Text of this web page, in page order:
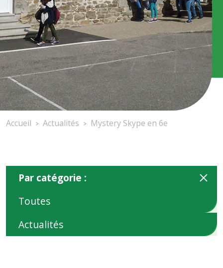
Accueil > Actualités > Mystery Skype en 6e
Par catégorie :
Toutes
Actualités